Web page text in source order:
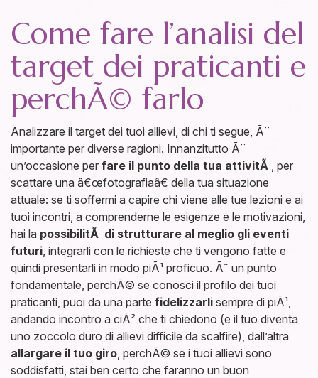
Come fare l’analisi del
target dei praticanti e
perchÃ© farlo
Analizzare il target dei tuoi allievi, di chi ti segue, Ã¨
importante per diverse ragioni. Innanzitutto Ã¨
un’occasione per fare il punto della tua attivitÃ
, per
scattare una â€œfotografiaâ€ della tua situazione
attuale: se ti soffermi a capire chi viene alle tue lezioni e ai
tuoi incontri, a comprenderne le esigenze e le motivazioni,
hai la possibilitÃ di strutturare al meglio gli eventi
futuri , integrarli con le richieste che ti vengono fatte e
quindi presentarli in modo piÃ¹ proficuo. Ãˆ un punto
fondamentale, perchÃ© se conosci il profilo dei tuoi
praticanti, puoi da una parte fidelizzarli sempre di piÃ¹,
andando incontro a ciÃ² che ti chiedono (e il tuo diventa
uno zoccolo duro di allievi difficile da scalfire), dall’altra
allargare il tuo giro , perchÃ© se i tuoi allievi sono
soddisfatti, stai ben certo che faranno un buon